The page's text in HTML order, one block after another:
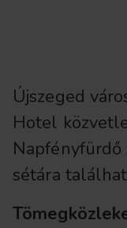
Újszeged
Hotel
sétára